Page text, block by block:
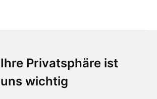
Ihre Privatsphäre ist
uns wichtig